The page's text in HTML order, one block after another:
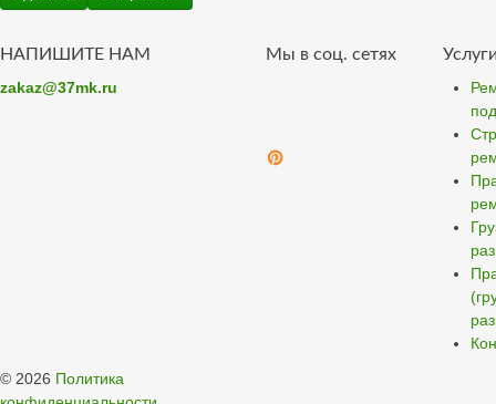
НАПИШИТЕ НАМ
zakaz@37mk.ru
Мы в соц. сетях
© 2026 Политика